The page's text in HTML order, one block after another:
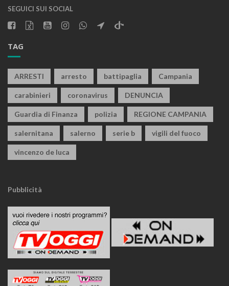
SEGUICI SUI SOCIAL
TAG
ARRESTI arresto battipaglia Campania
carabinieri coronavirus DENUNCIA
Guardia di Finanza polizia REGIONE CAMPANIA
salernitana salerno serie b vigili del fuoco
vincenzo de luca
Pubblicità